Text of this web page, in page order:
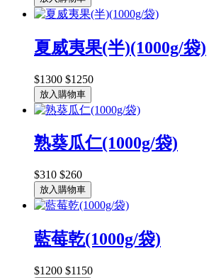
夏威夷果(半)(1000g/袋)
$1300 $1250
放入購物車
熟葵瓜仁(1000g/袋)
$310 $260
放入購物車
藍莓乾(1000g/袋)
$1200 $1150